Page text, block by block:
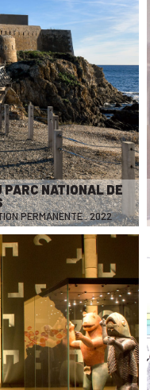
PARC NATIONAL DE
PERMANENTE . 2022